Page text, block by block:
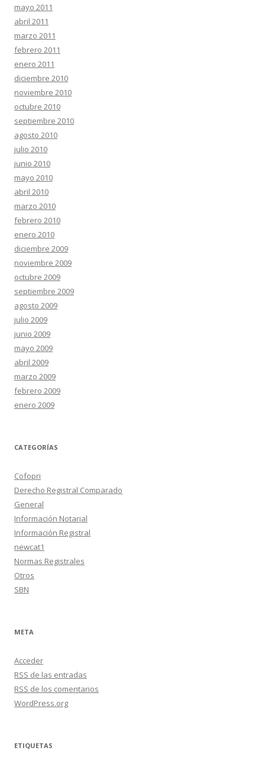
mayo 2011
abril 2011
marzo 2011
febrero 2011
enero 2011
diciembre 2010
noviembre 2010
octubre 2010
septiembre 2010
agosto 2010
julio 2010
junio 2010
mayo 2010
abril 2010
marzo 2010
febrero 2010
enero 2010
diciembre 2009
noviembre 2009
octubre 2009
septiembre 2009
agosto 2009
julio 2009
junio 2009
mayo 2009
abril 2009
marzo 2009
febrero 2009
enero 2009
CATEGORÍAS
Cofopri
Derecho Registral Comparado
General
Información Notarial
Información Registral
newcat1
Normas Registrales
Otros
SBN
META
Acceder
RSS de las entradas
RSS de los comentarios
WordPress.org
ETIQUETAS